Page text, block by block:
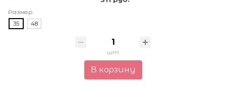
Размер
35 48
шт
В корзину